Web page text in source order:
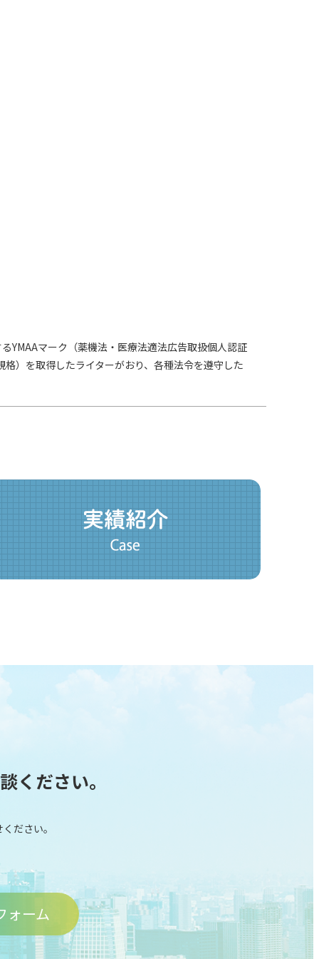
YMAAマーク（薬機法・医療法適法広告取扱個人認証
）を取得したライターがおり、各種法令を遵守した
ください。
ださい。
ォーム